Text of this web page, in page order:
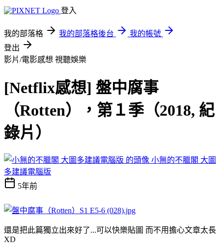
登入
我的部落格 我的部落格後台
我的帳號
登出
影片/電影感想 視聽娛樂
[Netflix感想] 盤中腐事
（Rotten），第１季（2018, 紀
錄片）
小無的不臘閣 大圖
多建議電腦版
5年前
還是把此篇獨立出來好了...可以快樂貼圖 而不用擔心文章太長
XD